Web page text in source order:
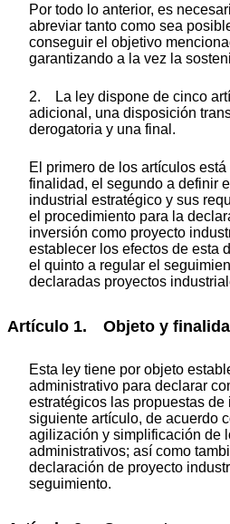
Por todo lo anterior, es
abreviar tanto como sea
conseguir el objetivo
garantizando a la vez la
2. La ley dispone de cinco
adicional, una disposición
derogatoria y una final.
El primero de los artículos
finalidad, el segundo a definir
industrial estratégico y sus
el procedimiento para la
inversión como proyecto
establecer los efectos de esta
el quinto a regular el
declaradas proyectos
Artículo 1. Objeto y
Esta ley tiene por objeto
administrativo para declarar
estratégicos las propuestas de
siguiente artículo, de acuerdo
agilización y simplificación de
administrativos; así como
declaración de proyecto
seguimiento.